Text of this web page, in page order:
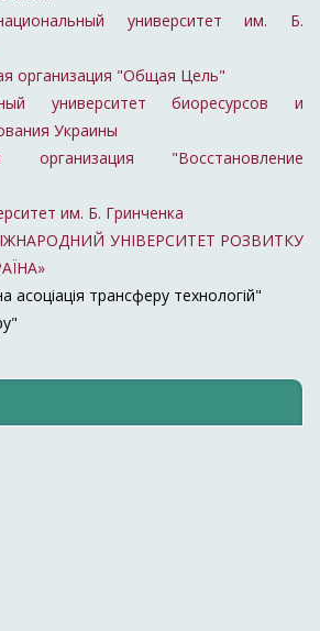
университет им. Б.
организация "Общая Цель"
университет биоресурсов и
Украины
организация "Восстановление
им. Б. Гринченка
УНІВЕРСИТЕТ РОЗВИТКУ
асоціація трансферу технологій"